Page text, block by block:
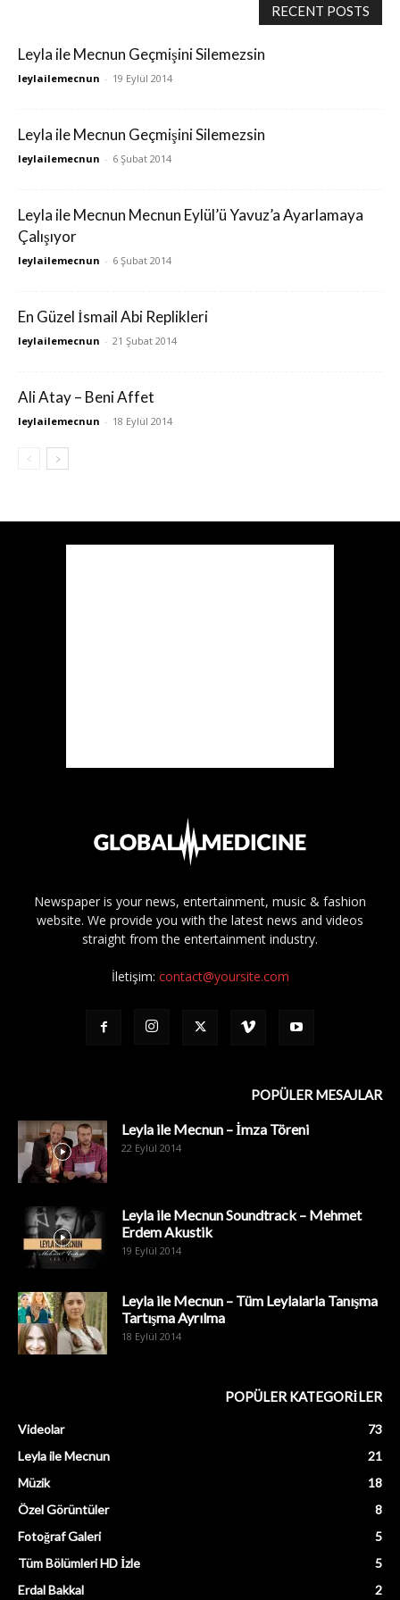
RECENT POSTS
Leyla ile Mecnun Geçmişini Silemezsin
leylailemecnun - 19 Eylül 2014
Leyla ile Mecnun Geçmişini Silemezsin
leylailemecnun - 6 Şubat 2014
Leyla ile Mecnun Mecnun Eylül’ü Yavuz’a Ayarlamaya
Çalışıyor
leylailemecnun - 6 Şubat 2014
En Güzel İsmail Abi Replikleri
leylailemecnun - 21 Şubat 2014
Ali Atay – Beni Affet
leylailemecnun - 18 Eylül 2014
Newspaper is your news, entertainment, music & fashion
website. We provide you with the latest news and videos
straight from the entertainment industry.
İletişim: contact@yoursite.com
POPÜLER MESAJLAR
Leyla ile Mecnun – İmza Töreni
22 Eylül 2014
Leyla ile Mecnun Soundtrack – Mehmet
Erdem Akustik
19 Eylül 2014
Leyla ile Mecnun – Tüm Leylalarla Tanışma
Tartışma Ayrılma
18 Eylül 2014
POPÜLER KATEGORİLER
Videolar
73
Leyla ile Mecnun
21
Müzik
18
Özel Görüntüler
8
Fotoğraf Galeri
5
Tüm Bölümleri HD İzle
5
Erdal Bakkal
2